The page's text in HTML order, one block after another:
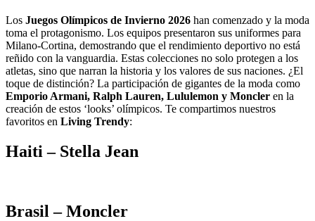
Los Juegos Olímpicos de Invierno 2026 han comenzado y la moda
toma el protagonismo. Los equipos presentaron sus uniformes para
Milano-Cortina, demostrando que el rendimiento deportivo no está
reñido con la vanguardia. Estas colecciones no solo protegen a los
atletas, sino que narran la historia y los valores de sus naciones. ¿El
toque de distinción? La participación de gigantes de la moda como
Emporio Armani, Ralph Lauren, Lululemon y Moncler en la
creación de estos ‘looks’ olímpicos. Te compartimos nuestros
favoritos en Living Trendy:
Haiti – Stella Jean
Brasil – Moncler